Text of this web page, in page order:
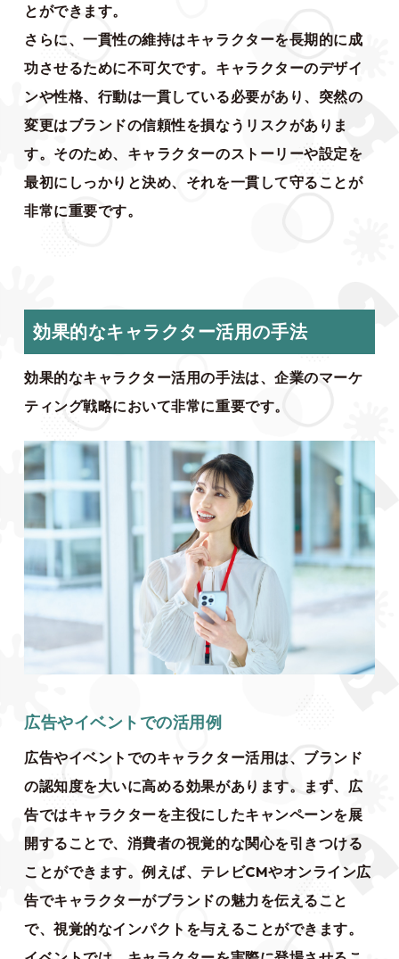
とができます。
さらに、一貫性の維持はキャラクターを長期的に成
功させるために不可欠です。キャラクターのデザイ
ンや性格、行動は一貫している必要があり、突然の
変更はブランドの信頼性を損なうリスクがありま
す。そのため、キャラクターのストーリーや設定を
最初にしっかりと決め、それを一貫して守ることが
非常に重要です。
効果的なキャラクター活用の手法
効果的なキャラクター活用の手法は、企業のマーケ
ティング戦略において非常に重要です。
広告やイベントでの活用例
広告やイベントでのキャラクター活用は、ブランド
の認知度を大いに高める効果があります。まず、広
告ではキャラクターを主役にしたキャンペーンを展
開することで、消費者の視覚的な関心を引きつける
ことができます。例えば、テレビCMやオンライン広
告でキャラクターがブランドの魅力を伝えること
で、視覚的なインパクトを与えることができます。